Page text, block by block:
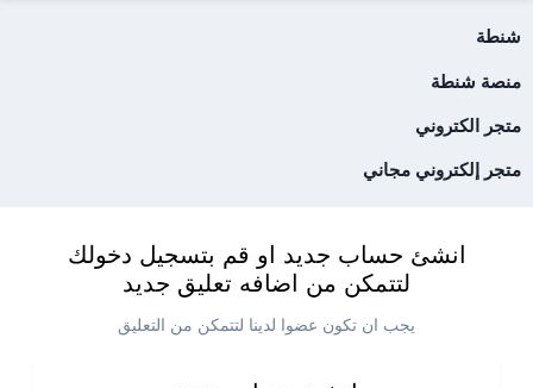
شنطة
منصة شنطة
متجر الكتروني
متجر إلكتروني مجاني
انشئ حساب جديد او قم بتسجيل دخولك
لتتمكن من اضافه تعليق جديد
يجب ان تكون عضوا لدينا لتتمكن من التعليق